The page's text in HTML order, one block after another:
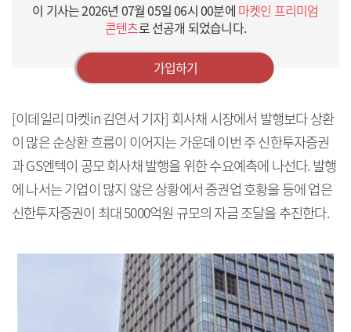
이 기사는2026년 07월 05일 06시 00분에 마켓인 프리미엄
콘텐츠로 선공개 되었습니다.
가입하기
[이데일리 마켓in 김연서 기자] 회사채 시장에서 발행보다 상환
이 많은 순상환 흐름이 이어지는 가운데 이번 주 신한투자증권
과 GS엔텍이 공모 회사채 발행을 위한 수요예측에 나선다. 발행
에 나서는 기업이 많지 않은 상황에서 증권업 호황을 등에 업은
신한투자증권이 최대 5000억원 규모의 자금 조달을 추진한다.